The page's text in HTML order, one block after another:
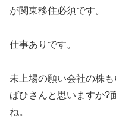
が関東移住必須です。
仕事ありです。
未上場の願い会社の株
ばひさんと思いますか?
ね。